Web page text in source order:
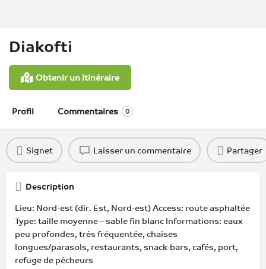
Diakofti
Obtenir un itinéraire
Profil Commentaires 0
Signet Laisser un commentaire Partager
Description
Lieu: Nord-est (dir. Est, Nord-est) Access: route asphaltée
Type: taille moyenne – sable fin blanc Informations: eaux
peu profondes, très fréquentée, chaises
longues/parasols, restaurants, snack-bars, cafés, port,
refuge de pêcheurs